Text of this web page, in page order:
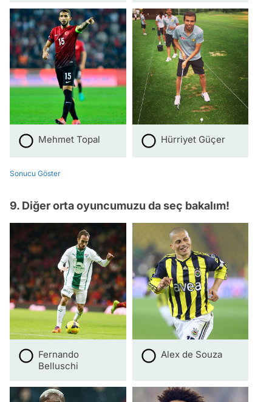
Mehmet Topal Hürriyet Güçer
Sonucu Göster
9. Diğer orta oyuncumuzu da seç bakalım!
Fernando
Belluschi
Alex de Souza